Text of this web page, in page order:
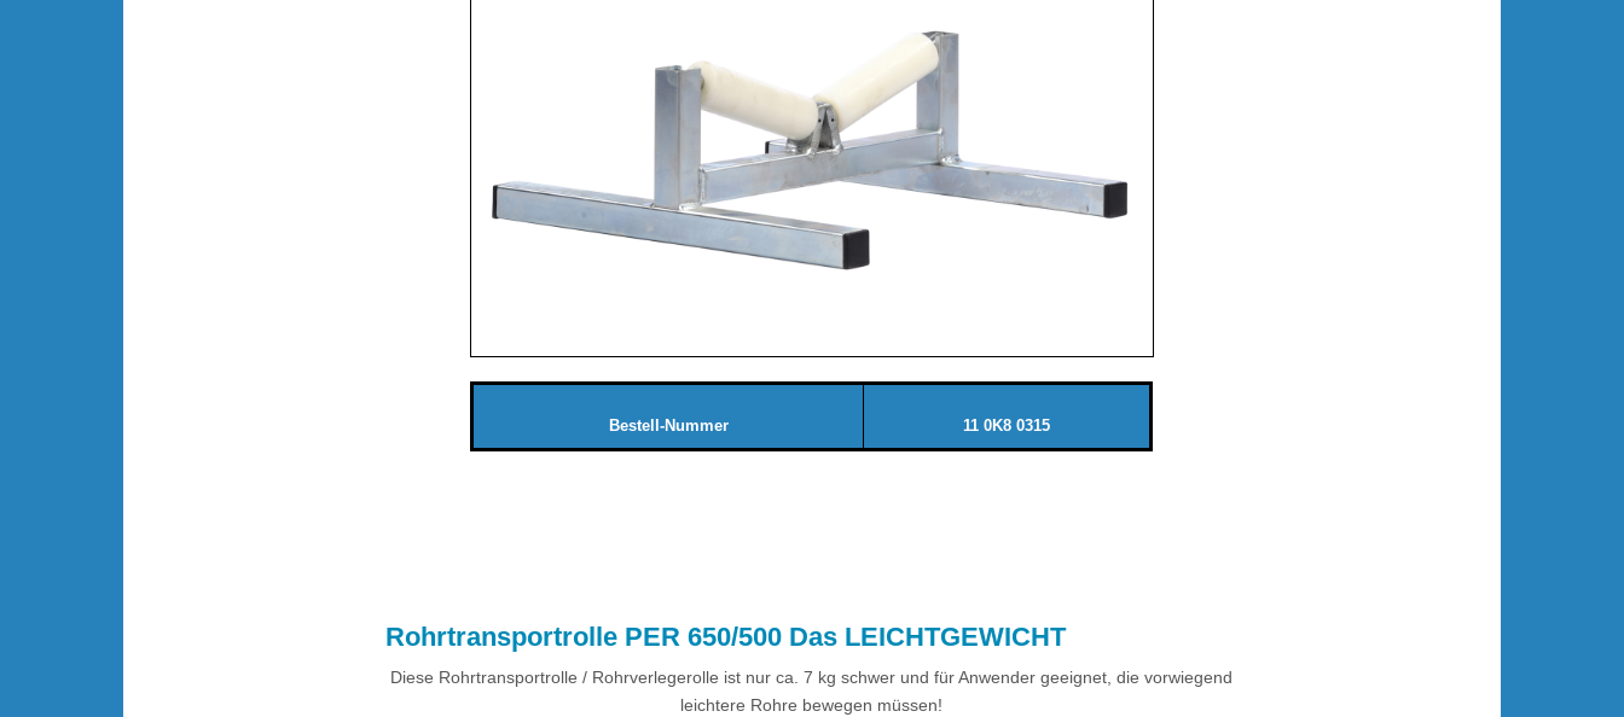
Bestell-Nummer 11 0K8 0315
Rohrtransportrolle PER 650/500 Das LEICHTGEWICHT
Diese Rohrtransportrolle / Rohrverlegerolle ist nur ca. 7 kg schwer und für Anwender geeignet, die vorwiegend
leichtere Rohre bewegen müssen!